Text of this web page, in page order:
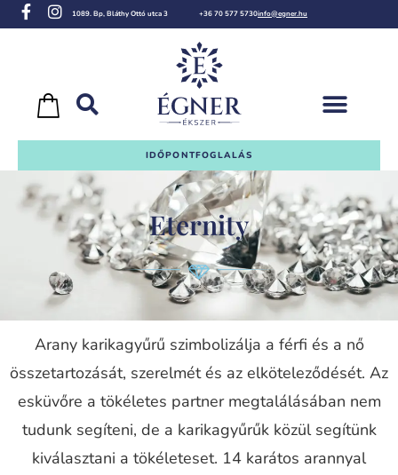
1089. Bp, Bláthy Ottó utca 3 +36 70 577 5730info@egner.hu
IDŐPONTFOGLALÁS
Eternity
Arany karikagyűrű szimbolizálja a férfi és a nő
összetartozását, szerelmét és az elköteleződését. Az
esküvőre a tökéletes partner megtalálásában nem
tudunk segíteni, de a karikagyűrűk közül segítünk
kiválasztani a tökéleteset. 14 karátos arannyal